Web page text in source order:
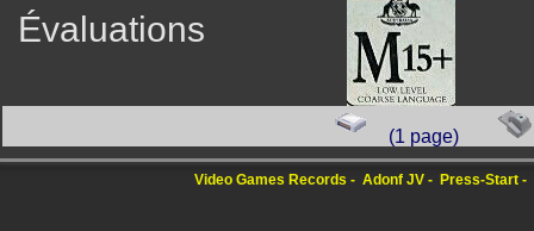
Évaluations
(1 page)
Video Games Records Adonf JV Press-Start